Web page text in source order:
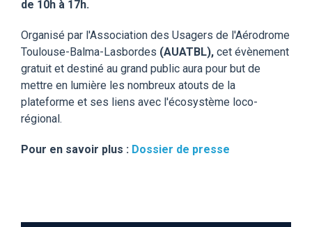
de 10h à 17h.
Organisé par l'Association des Usagers de l'Aérodrome
Toulouse-Balma-Lasbordes (AUATBL), cet évènement
gratuit et destiné au grand public aura pour but de
mettre en lumière les nombreux atouts de la
plateforme et ses liens avec l'écosystème loco-
régional.
Pour en savoir plus : Dossier de presse